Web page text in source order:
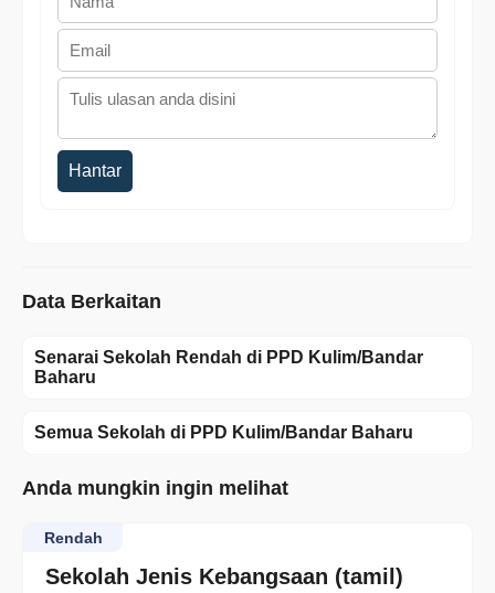
Hantar
Data Berkaitan
Senarai Sekolah Rendah di PPD Kulim/Bandar
Baharu
Semua Sekolah di PPD Kulim/Bandar Baharu
Anda mungkin ingin melihat
Sekolah Jenis Kebangsaan (tamil)
Rendah